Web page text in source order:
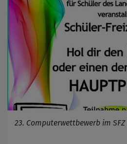
23. Computerwettbewerb im
Cookie Laufzeit
Name
OpenWeatherAPI
Anbieter
Zweck
Cookie Name
Cookie Laufzeit